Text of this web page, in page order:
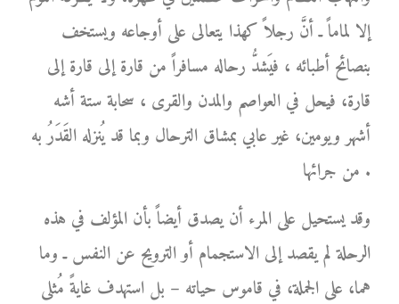
إلا لماماً ـ أنَّ رجلاً كهذا يتعالى على أوجاعه ويستخف
بنصائح أطبائه ، فيَشدُّ رحاله مسافراً من قارة إلى قارة إلى
قارة، فيحل في العواصم والمدن والقرى ، سحابة ستة أشه
أشهر ويومين، غير عابي بمشاق الترحال وبما قد يُنزله القَدَرُ به
من جرائها .
وقد يستحيل على المرء أن يصدق أيضاً بأن المؤلف في هذه
الرحلة لم يقصد إلى الاستجمام أو الترويح عن النفس ـ وما
هما، على الجملة، في قاموس حياته – بل استهدف غايةً مُثلى